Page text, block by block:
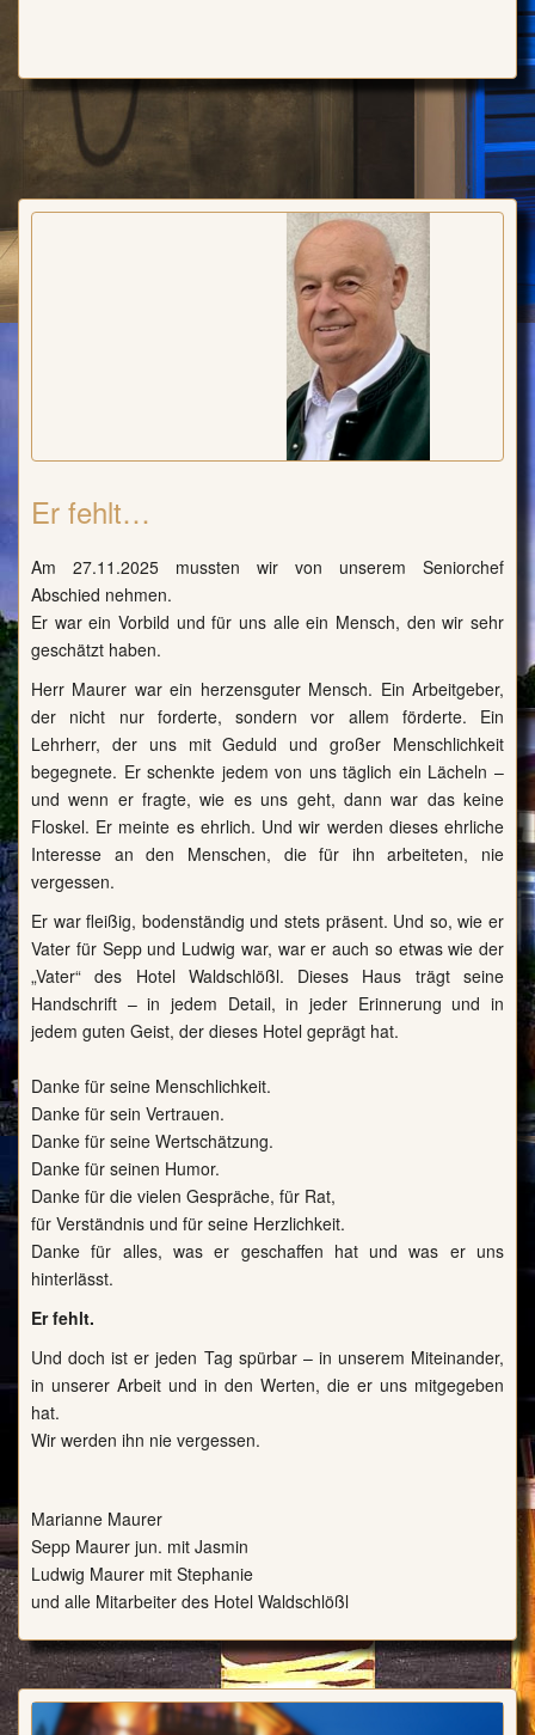
Er fehlt…
Am 27.11.2025 mussten wir von unserem Seniorchef
Abschied nehmen.
Er war ein Vorbild und für uns alle ein Mensch, den wir sehr
geschätzt haben.
Herr Maurer war ein herzensguter Mensch. Ein Arbeitgeber,
der nicht nur forderte, sondern vor allem förderte. Ein
Lehrherr, der uns mit Geduld und großer Menschlichkeit
begegnete. Er schenkte jedem von uns täglich ein Lächeln –
und wenn er fragte, wie es uns geht, dann war das keine
Floskel. Er meinte es ehrlich. Und wir werden dieses ehrliche
Interesse an den Menschen, die für ihn arbeiteten, nie
vergessen.
Er war fleißig, bodenständig und stets präsent. Und so, wie er
Vater für Sepp und Ludwig war, war er auch so etwas wie der
„Vater“ des Hotel Waldschlößl. Dieses Haus trägt seine
Handschrift – in jedem Detail, in jeder Erinnerung und in
jedem guten Geist, der dieses Hotel geprägt hat.
Danke für seine Menschlichkeit.
Danke für sein Vertrauen.
Danke für seine Wertschätzung.
Danke für seinen Humor.
Danke für die vielen Gespräche, für Rat,
für Verständnis und für seine Herzlichkeit.
Danke für alles, was er geschaffen hat und was er uns
hinterlässt.
Er fehlt.
Und doch ist er jeden Tag spürbar – in unserem Miteinander,
in unserer Arbeit und in den Werten, die er uns mitgegeben
hat.
Wir werden ihn nie vergessen.
Marianne Maurer
Sepp Maurer jun. mit Jasmin
Ludwig Maurer mit Stephanie
und alle Mitarbeiter des Hotel Waldschlößl